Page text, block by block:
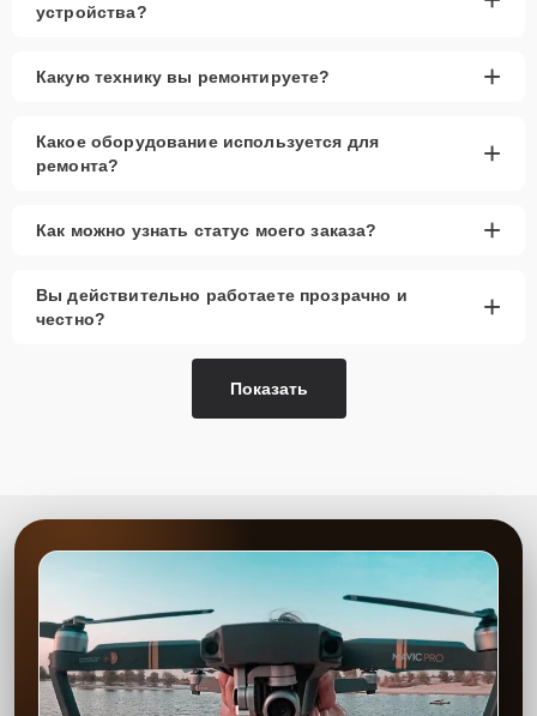
устройства?
Какую технику вы ремонтируете? +
Какое оборудование используется для
ремонта?
+
Как можно узнать статус моего заказа? +
Вы действительно работаете прозрачно и
честно?
+
Показать